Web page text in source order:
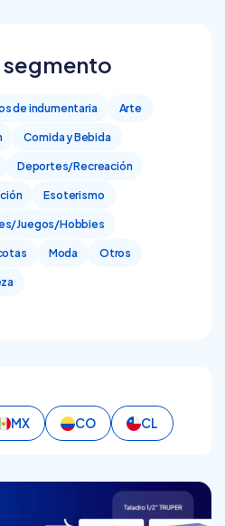
segmento
de indumentaria Arte
Comida y Bebida
Deportes/Recreación
Esoterismo
Juegos/Hobbies
Moda Otros
MX CO CL